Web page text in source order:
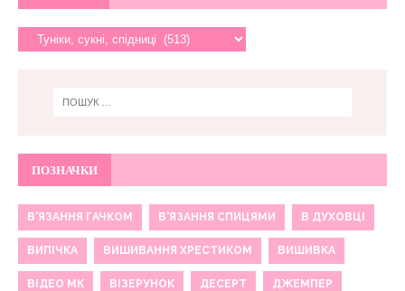
ПОЗНАЧКИ
В'ЯЗАННЯ ГАЧКОМ В'ЯЗАННЯ СПИЦЯМИ В ДУХОВЦІ
ВИПІЧКА ВИШИВАННЯ ХРЕСТИКОМ ВИШИВКА
ВІДЕО МК ВІЗЕРУНОК ДЕСЕРТ ДЖЕМПЕР